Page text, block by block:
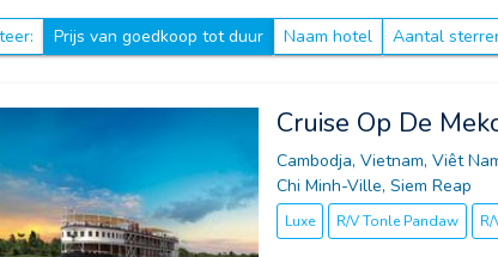
Prijs van goedkoop tot duur Naam hotel Aantal
Cruise Op De
Cambodja, Vietnam, Viêt
Chi Minh-Ville, Siem Reap
Luxe R/V Tonle Pandaw